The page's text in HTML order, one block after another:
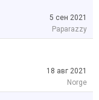
5 сен 2021
Paparazzy
18 авг 2021
Norge